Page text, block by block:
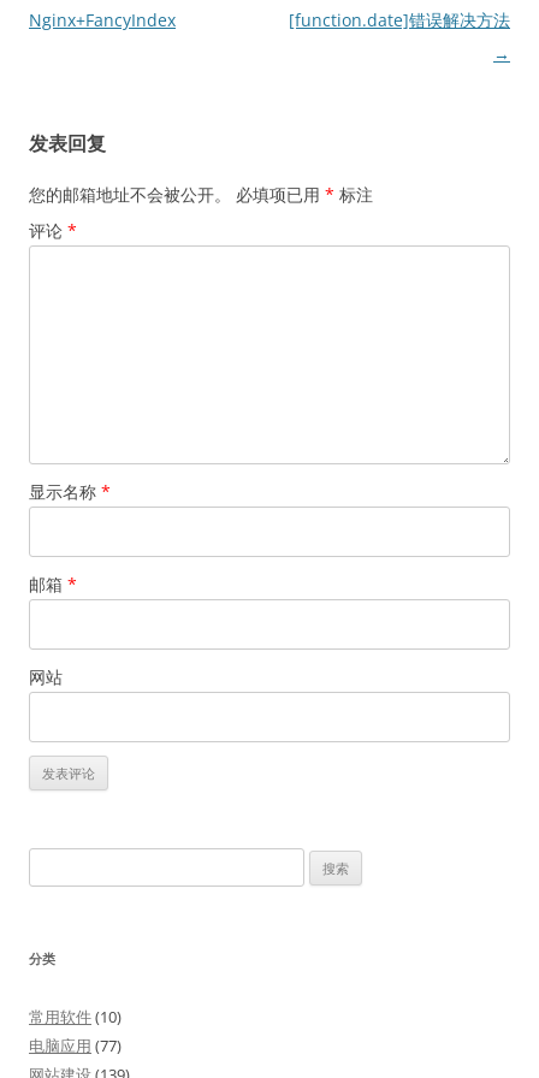
章
Nginx+FancyIndex
[function.date]错误解决方法
→
发表回复
您的邮箱地址不会被公开。 必填项已用 * 标注
评论 *
显示名称 *
邮箱 *
网站
索：
分类
常用软件(10)
电脑应用 (77)